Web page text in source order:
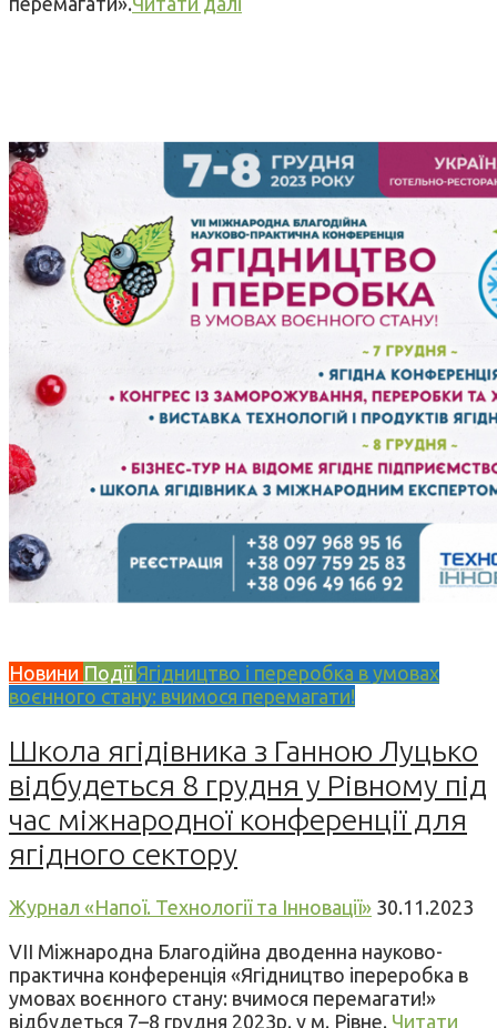
Новини Події Ягідництво і переробка в умовах
воєнного стану: вчимося перемагати!
Школа ягідівника з Ганною Луцько
відбудеться 8 грудня у Рівному під
час міжнародної конференції для
ягідного сектору
Журнал «Напої. Технології та Інновації» 30.11.2023
VII Міжнародна Благодійна дводенна науково-
практична конференція «Ягідництво іпереробка в
умовах воєнного стану: вчимося перемагати!»
відбудеться 7–8 грудня 2023р. у м. Рівне. Читати